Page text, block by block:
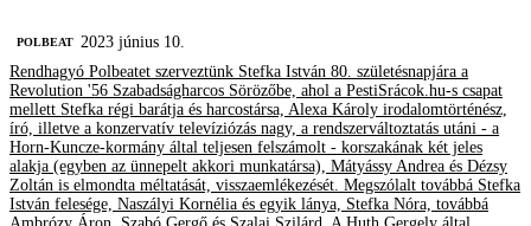
‎POLBEAT
2023 június 10.
Rendhagyó Polbeatet szerveztünk Stefka István 80. születésnapjára a
Revolution '56 Szabadságharcos Sörözőbe, ahol a PestiSrácok.hu-s csapat
mellett Stefka régi barátja és harcostársa, Alexa Károly irodalomtörténész,
író, illetve a konzervatív televíziózás nagy, a rendszerváltoztatás utáni - a
Horn-Kuncze-kormány által teljesen felszámolt - korszakának két jeles
alakja (egyben az ünnepelt akkori munkatársa), Mátyássy Andrea és Dézsy
Zoltán is elmondta méltatását, visszaemlékezését. Megszólalt továbbá Stefka
István felesége, Naszályi Kornélia és egyik lánya, Stefka Nóra, továbbá